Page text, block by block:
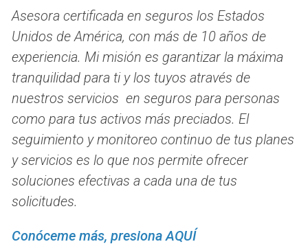
el pago de una prima mensual. Este costo puede variar
según tus ingresos. La Parte B es opcional, pero si decides
no inscribirte cuando seas elegible, podrías enfrentar
penalizaciones más adelante.
Parte C: Medicare Advantage
La Parte C, o Medicare Advantage, combina las coberturas
de la Parte A y B y a menudo incluye beneficios adicionales
como cobertura dental y oftalmológica. Las pólizas son
ofrecidas por compañías privadas aprobadas por
Medicare. Si bien estas opciones pueden ser atractivas
detalles específicos de cada plan para asegurarte de que
Asesora certificada en seguros los Estados
Unidos de América, con más de 10 años de
experiencia. Mi misión es garantizar la máxima
tranquilidad para ti y los tuyos através de
nuestros servicios en seguros para personas
como para tus activos más preciados. El
seguimiento y monitoreo continuo de tus planes
y servicios es lo que nos permite ofrecer
soluciones efectivas a cada una de tus
solicitudes.
Conóceme más, presiona AQUÍ